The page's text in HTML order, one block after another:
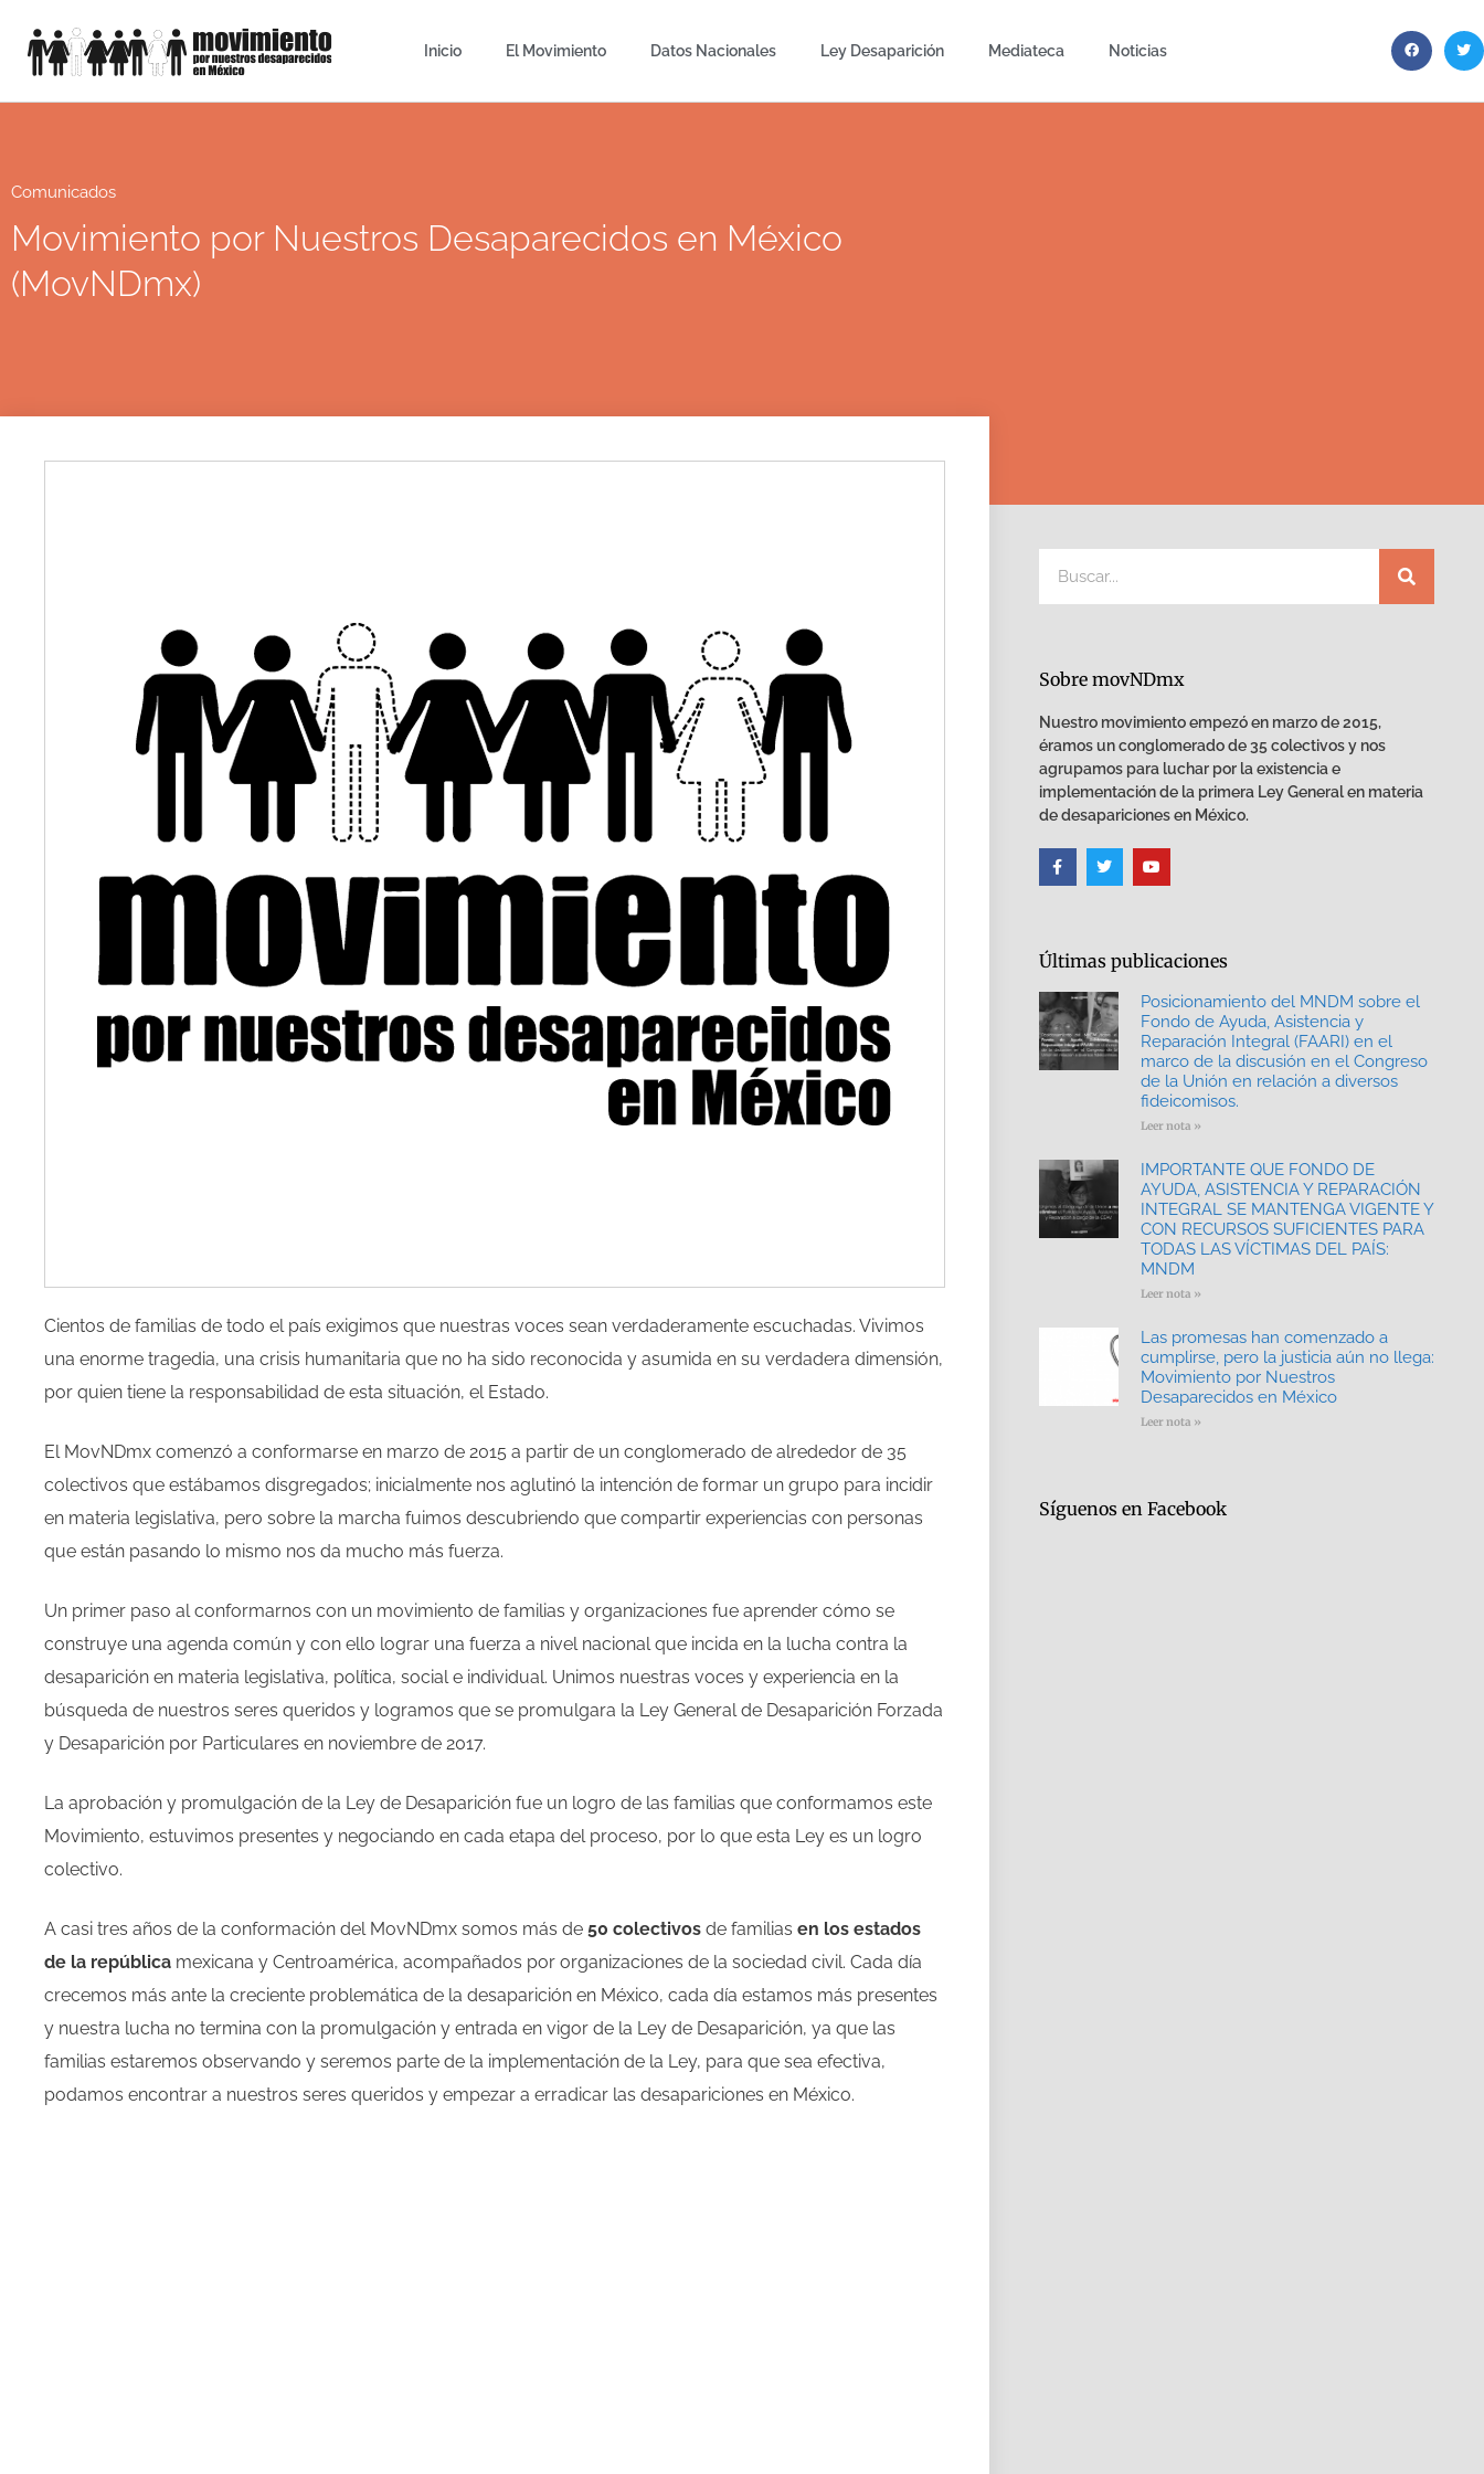
Inicio El Movimiento Datos Nacionales Ley Desaparición Mediateca Noticias
Comunicados
Movimiento por Nuestros Desaparecidos en México
(MovNDmx)
Cientos de familias de todo el país exigimos que nuestras voces sean verdaderamente escuchadas. Vivimos
una enorme tragedia, una crisis humanitaria que no ha sido reconocida y asumida en su verdadera dimensión,
por quien tiene la responsabilidad de esta situación, el Estado.
El MovNDmx comenzó a conformarse en marzo de 2015 a partir de un conglomerado de alrededor de 35
colectivos que estábamos disgregados; inicialmente nos aglutinó la intención de formar un grupo para incidir
en materia legislativa, pero sobre la marcha fuimos descubriendo que compartir experiencias con personas
que están pasando lo mismo nos da mucho más fuerza.
Un primer paso al conformarnos con un movimiento de familias y organizaciones fue aprender cómo se
construye una agenda común y con ello lograr una fuerza a nivel nacional que incida en la lucha contra la
desaparición en materia legislativa, política, social e individual. Unimos nuestras voces y experiencia en la
búsqueda de nuestros seres queridos y logramos que se promulgara la Ley General de Desaparición Forzada
y Desaparición por Particulares en noviembre de 2017.
La aprobación y promulgación de la Ley de Desaparición fue un logro de las familias que conformamos este
Movimiento, estuvimos presentes y negociando en cada etapa del proceso, por lo que esta Ley es un logro
colectivo.
A casi tres años de la conformación del MovNDmx somos más de 50 colectivos de familias en los estados
de la república mexicana y Centroamérica, acompañados por organizaciones de la sociedad civil. Cada día
crecemos más ante la creciente problemática de la desaparición en México, cada día estamos más presentes
y nuestra lucha no termina con la promulgación y entrada en vigor de la Ley de Desaparición, ya que las
familias estaremos observando y seremos parte de la implementación de la Ley, para que sea efectiva,
podamos encontrar a nuestros seres queridos y empezar a erradicar las desapariciones en México.
Sobre movNDmx
Nuestro movimiento empezó en marzo de 2015,
éramos un conglomerado de 35 colectivos y nos
agrupamos para luchar por la existencia e
implementación de la primera Ley General en materia
de desapariciones en México.
Últimas publicaciones
Posicionamiento del MNDM sobre el
Fondo de Ayuda, Asistencia y
Reparación Integral (FAARI) en el
marco de la discusión en el Congreso
de la Unión en relación a diversos
fideicomisos.
Leer nota »
IMPORTANTE QUE FONDO DE
AYUDA, ASISTENCIA Y REPARACIÓN
INTEGRAL SE MANTENGA VIGENTE Y
CON RECURSOS SUFICIENTES PARA
TODAS LAS VÍCTIMAS DEL PAÍS:
MNDM
Leer nota »
Las promesas han comenzado a
cumplirse, pero la justicia aún no llega:
Movimiento por Nuestros
Desaparecidos en México
Leer nota »
Síguenos en Facebook